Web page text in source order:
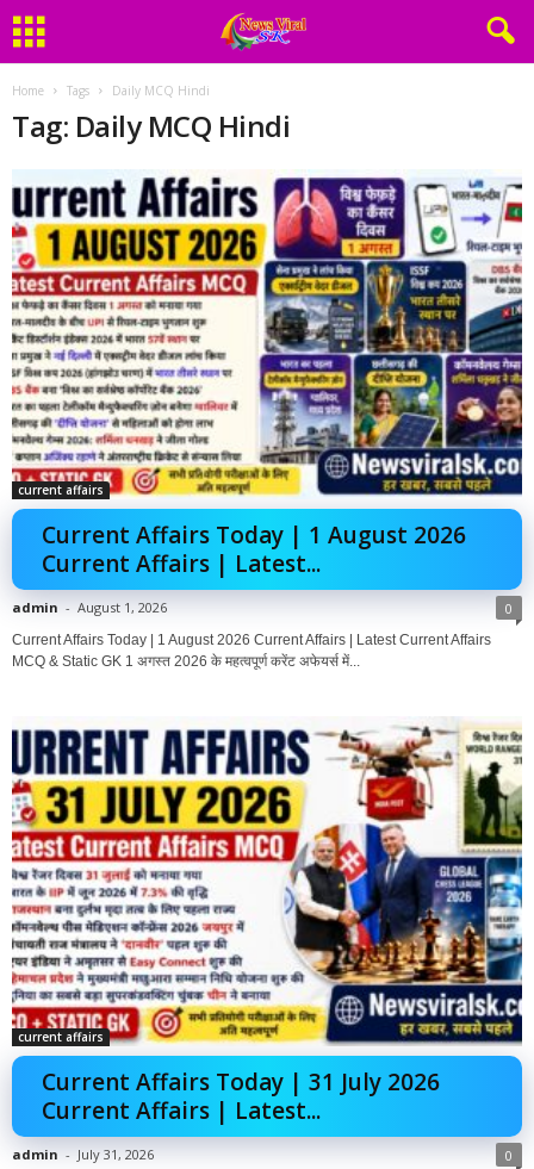
Home Tags Daily MCQ Hindi
Tag: Daily MCQ Hindi
current affairs
Current Affairs Today | 1 August 2026
Current Affairs | Latest...
admin - August 1, 2026 0
Current Affairs Today | 1 August 2026 Current Affairs | Latest Current Affairs
MCQ & Static GK 1 अगस्त 2026 के महत्वपूर्ण करेंट अफेयर्स में...
current affairs
Current Affairs Today | 31 July 2026
Current Affairs | Latest...
admin - July 31, 2026 0